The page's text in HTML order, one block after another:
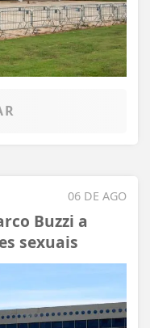
06 DE AGO
Buzzi a
sexuais